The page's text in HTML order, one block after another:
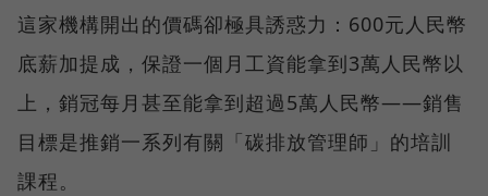
這家機構開出的價碼卻極具誘惑力：600元人民幣
底薪加提成，保證一個月工資能拿到3萬人民幣以
上，銷冠每月甚至能拿到超過5萬人民幣——銷售
目標是推銷一系列有關「碳排放管理師」的培訓
課程。